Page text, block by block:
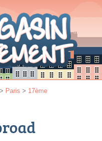
> Paris > 17ème